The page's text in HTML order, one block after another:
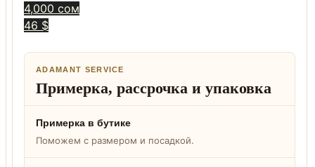
4,000 сом
46 $
ADAMANT SERVICE
Примерка, рассрочка и упаковка
Примерка в бутике
Поможем с размером и посадкой.